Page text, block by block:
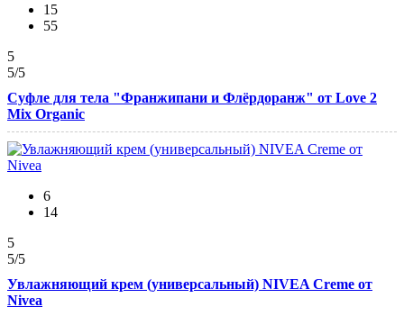
15
55
5
5/5
Суфле для тела "Франжипани и Флёрдоранж" от Love 2
Mix Organic
6
14
5
5/5
Увлажняющий крем (универсальный) NIVEA Creme от
Nivea